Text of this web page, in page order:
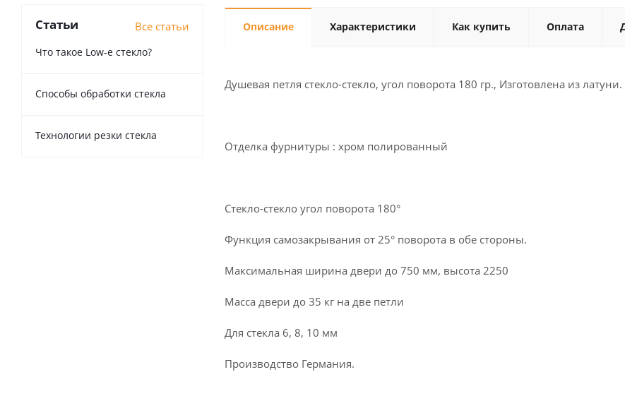
Описание Характеристики Как купить Оплата
Душевая петля стекло-стекло, угол поворота 180 гр., Изготовлена из латуни.
Отделка фурнитуры : хром полированный
Cтекло-стекло угол поворота 180°
Функция самозакрывания от 25° поворота в обе стороны.
Максимальная ширина двери до 750 мм, высота 2250
Масса двери до 35 кг на две петли
Для стекла 6, 8, 10 мм
Производство Германия.
Статьи Все статьи
Что такое Low-e стекло?
Способы обработки стекла
Технологии резки стекла